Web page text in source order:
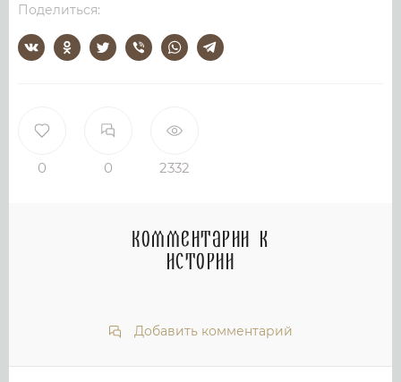
0 0 2332
Поделиться:
Комментарии к
истории
Добавить комментарий